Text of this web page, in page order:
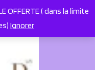
OFFERTE ( dans la limite
Ignorer